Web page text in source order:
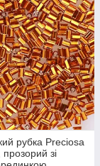
рубка Preciosa
зі